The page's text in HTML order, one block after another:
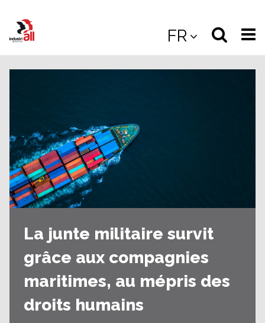
main
FR
Select
the
site
La junte militaire survit
grâce aux compagnies
maritimes, au mépris des
droits humains